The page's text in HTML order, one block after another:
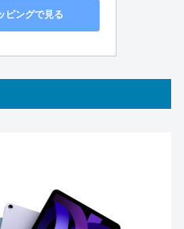
ピングで見る